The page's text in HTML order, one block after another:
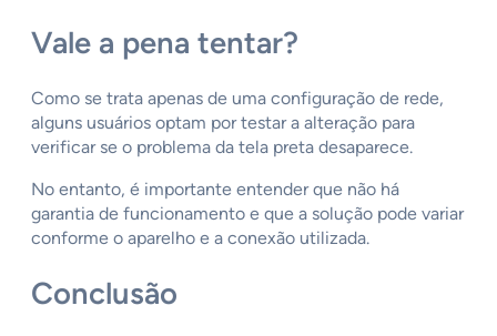
Vale a pena tentar?
Como se trata apenas de uma configuração de rede,
alguns usuários optam por testar a alteração para
verificar se o problema da tela preta desaparece.
No entanto, é importante entender que não há
garantia de funcionamento e que a solução pode variar
conforme o aparelho e a conexão utilizada.
Conclusão